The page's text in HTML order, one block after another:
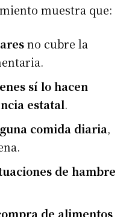
muestra que:
no cubre la
sí lo hacen
estatal.
comida diaria,
de hambre
de alimentos